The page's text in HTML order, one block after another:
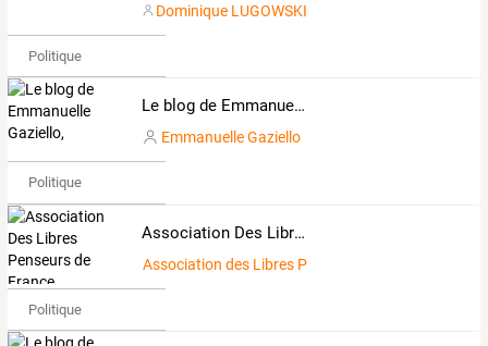
Dominique LUGOWSKI
Politique
Le blog de Emmanuelle Gaziello,
Emmanuelle Gaziello
Politique
Association Des Libres Penseurs de France
Association des Libres Penseurs de France
Politique